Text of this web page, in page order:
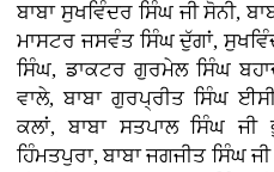
ਬਾਬਾ ਸੁਖਵਿੰਦਰ ਸਿੰਘ ਜੀ ਸੋਨੀ,
ਮਾਸਟਰ ਜਸਵੰਤ ਸਿੰਘ ਦੁੱਗਾਂ,
ਸਿੰਘ, ਡਾਕਟਰ ਗੁਰਮੇਲ ਸਿੰਘ
ਵਾਲੇ, ਬਾਬਾ ਗੁਰਪ੍ਰੀਤ ਸਿੰਘ
ਕਲਾਂ, ਬਾਬਾ ਸਤਪਾਲ ਸਿੰਘ ਜੀ
ਹਿੰਮਤਪੁਰਾ, ਬਾਬਾ ਜਗਜੀਤ ਸਿੰਘ